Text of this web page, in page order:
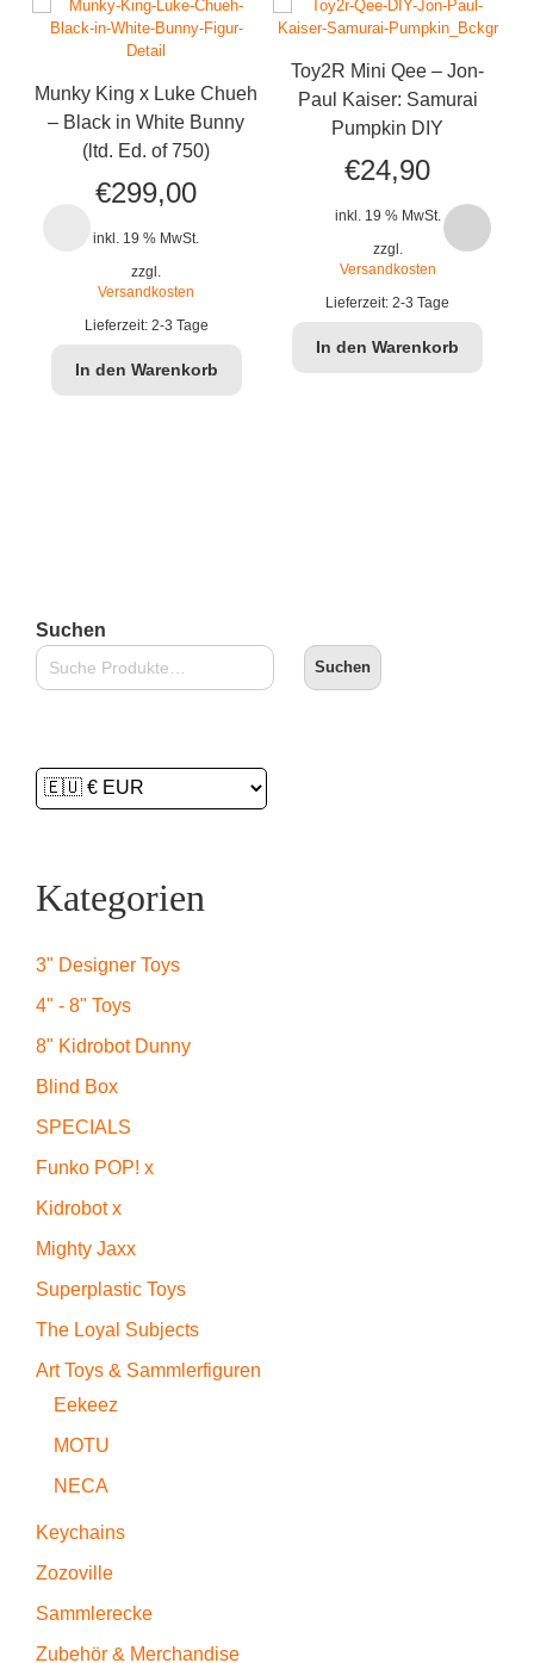
Munky King x Luke Chueh
– Black in White Bunny
(ltd. Ed. of 750)
€299,00
inkl. 19 % MwSt.
zzgl.
Versandkosten
Lieferzeit: 2-3 Tage
In den Warenkorb
Toy2R Mini Qee – Jon-
Paul Kaiser: Samurai
Pumpkin DIY
€24,90
inkl. 19 % MwSt.
zzgl.
Versandkosten
Lieferzeit:2-3 Tage
In den Warenkorb
Suchen
Suchen
Kategorien
3" Designer Toys
4" - 8" Toys
8" Kidrobot Dunny
Blind Box
SPECIALS
Funko POP! x
Kidrobot x
Mighty Jaxx
Superplastic Toys
The Loyal Subjects
Art Toys & Sammlerfiguren
Eekeez
MOTU
NECA
Keychains
Zozoville
Sammlerecke
Zubehör & Merchandise